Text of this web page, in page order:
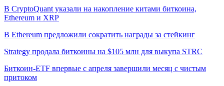
В CryptoQuant указали на накопление китами биткоина,
Ethereum и XRP
В Ethereum предложили сократить награды за стейкинг
Strategy продала биткоины на $105 млн для выкупа STRC
Биткоин-ETF впервые с апреля завершили месяц с чистым
притоком